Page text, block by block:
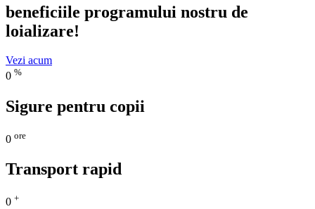
beneficiile programului nostru de
loializare!
Vezi acum
0 %
Sigure pentru copii
0 ore
Transport rapid
0 +